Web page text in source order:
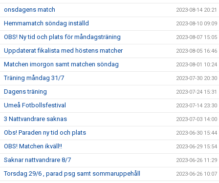
onsdagens match 2023-08-14 20:21
Hemmamatch söndag inställd 2023-08-10 09:09
OBS! Ny tid och plats för måndagsträning 2023-08-07 15:05
Uppdaterat fikalista med höstens matcher 2023-08-05 16:46
Matchen imorgon samt matchen söndag 2023-08-01 10:24
Träning måndag 31/7 2023-07-30 20:30
Dagens träning 2023-07-24 15:31
Umeå Fotbollsfestival 2023-07-14 23:30
3 Nattvandrare saknas 2023-07-03 14:00
Obs! Paraden ny tid och plats 2023-06-30 15:44
OBS! Matchen ikväll!! 2023-06-29 15:54
Saknar nattvandrare 8/7 2023-06-26 11:29
Torsdag 29/6 , parad psg samt sommaruppehåll 2023-06-26 10:07